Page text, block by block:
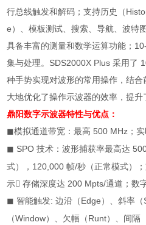
行总线触发和解码；支持历史（
e）、模板测试、搜索、导航、波特
具备丰富的测量和数学运算功能；
集与处理。 SDS2000X Plus采用了
种手势实现对波形的常用操作，结
大地优化了操作示波器的效率，提升
鼎阳数字示波器特性与优点：
◼模拟通道带宽：最高 500 MHz ；
◼ SPO技术：波形捕获率最高达
式）， 120,000帧/秒（正常模式）
示存储深度达 200 Mpts/通道；数
◼ 智能触发:边沿（Edge）、斜率（
（Window）、欠幅（Runt）、间隔